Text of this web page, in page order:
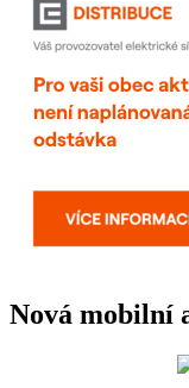
Nová mobilní